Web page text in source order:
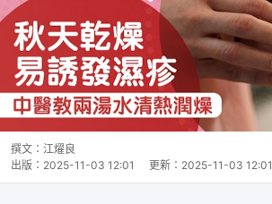
撰文： 江燿良
出版： 2025-11-03 12:01 更新： 2025-11-03 12:01